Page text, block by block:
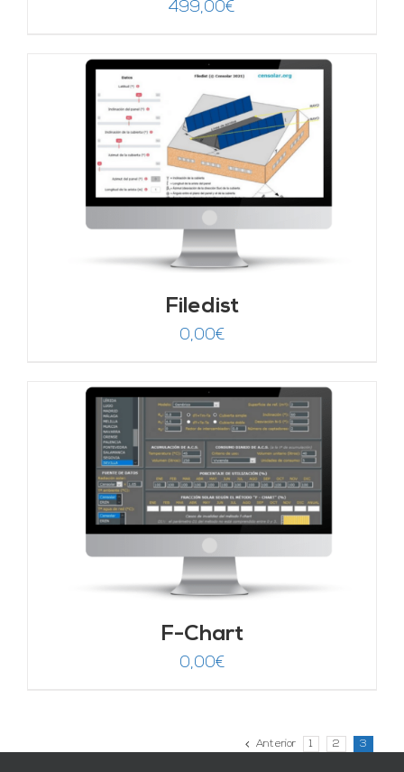
499,00€
Filedist
0,00€
F-Chart
0,00€
Anterior 1 2 3